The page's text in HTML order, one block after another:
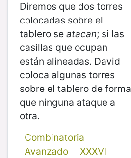
Diremos que dos torres
colocadas sobre el
tablero se atacan; si las
casillas que ocupan
están alineadas. David
coloca algunas torres
sobre el tablero de forma
que ninguna ataque a
otra.
Combinatoria
Avanzado
XXXVI